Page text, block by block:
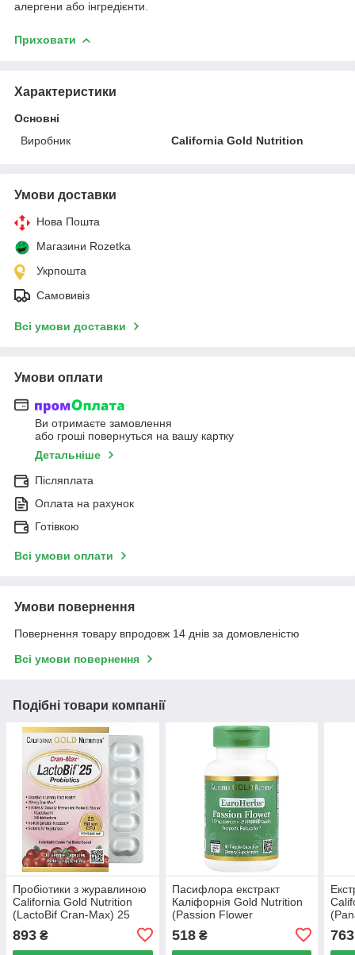
алергени або інгредієнти.
Приховати
Характеристики
Основні
Виробник
California Gold Nutrition
Умови доставки
Нова Пошта
Магазини Rozetka
Укрпошта
Самовивіз
Всі умови доставки
Умови оплати
Ви отримаєте замовлення
або гроші повернуться на вашу картку
Детальніше
Післяплата
Оплата на рахунок
Готівкою
Всі умови оплати
Умови повернення
Повернення товару впродовж 14 днів за домовленістю
Всі умови повернення
Подібні товари компанії
Пробіотики з журавлиною
California Gold Nutrition
(LactoBif Cran-Max) 25
млрд КОЕ 30 рослинних
капсул
893 ₴
Пасифлора екстракт
Каліфорнія Gold Nutrition
(Passion Flower
вегетаріанських капсул
518₴ 763